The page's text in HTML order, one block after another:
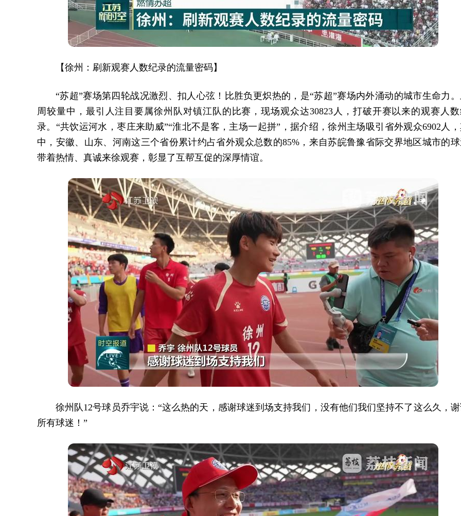
【徐州：刷新观赛人数纪录的流量密码】
“苏超”赛场第四轮战况激烈、扣人心弦！比胜负更炽热的，是“苏超”赛场内外涌动的城市生命力
周较量中，最引人注目要属徐州队对镇江队的比赛，现场观众达30823人，打破开赛以来的观赛人
录。“共饮运河水，枣庄来助威”“淮北不是客，主场一起拼”，据介绍，徐州主场吸引省外观众6902人
中，安徽、山东、河南这三个省份累计约占省外观众总数的85%，来自苏皖鲁豫省际交界地区城市的
带着热情、真诚来徐观赛，彰显了互帮互促的深厚情谊。
徐州队12号球员乔宇说：“这么热的天，感谢球迷到场支持我们，没有他们我们坚持不了这么久，
所有球迷！”